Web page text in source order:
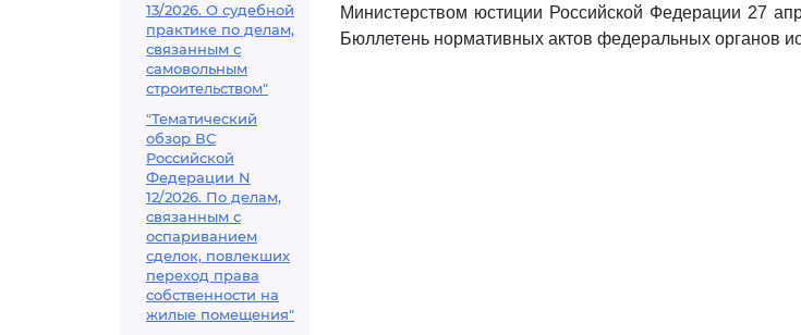
13/2026. О судебной
практике по делам,
связанным с
самовольным
строительством"
"Тематический
обзор ВС
Российской
Федерации N
12/2026. По делам,
связанным с
оспариванием
сделок, повлекших
переход права
собственности на
жилые помещения"
Министерством юстиции Российской Федерации 27
Бюллетень нормативных актов федеральных органов